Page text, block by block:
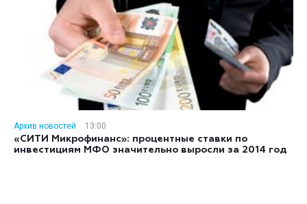
Архив новостей
13:00
«СИТИ Микрофинанс»: процентные ставки по
инвестициям МФО значительно выросли за 2014 год